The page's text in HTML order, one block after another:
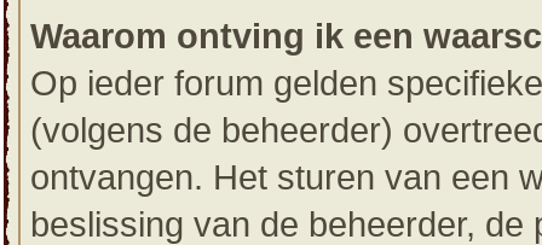
Waarom ontving ik een
Op ieder forum gelden
(volgens de beheerder)
ontvangen. Het sturen van een
beslissing van de beheerder,